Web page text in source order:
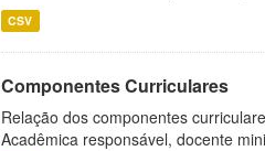
CSV
Componentes Curriculares
Relação dos componentes
Acadêmica responsável, docente